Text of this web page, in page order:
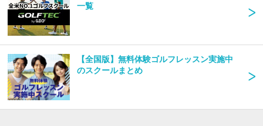
一覧
【全国版】無料体験ゴルフレッスン実施中
のスクールまとめ